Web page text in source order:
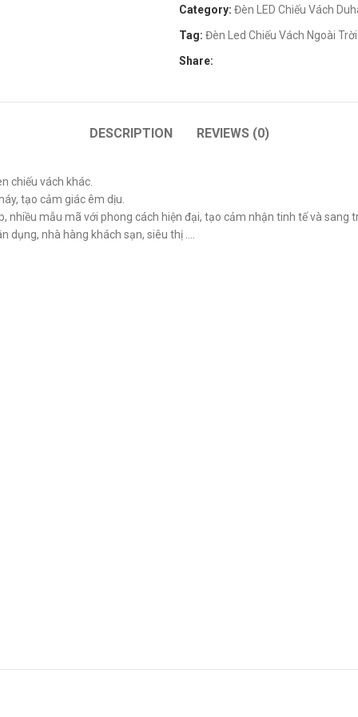
Category: Đèn LED Chiếu Vách
Tag: Đèn Led Chiếu Vách Ngoài
Share:
DESCRIPTION REVIEWS (0)
chiếu vách khác.
tạo cảm giác êm dịu.
mẫu mã với phong cách hiện đại, tạo cảm nhận tinh tế và sang
nhà hàng khách sạn, siêu thị ….